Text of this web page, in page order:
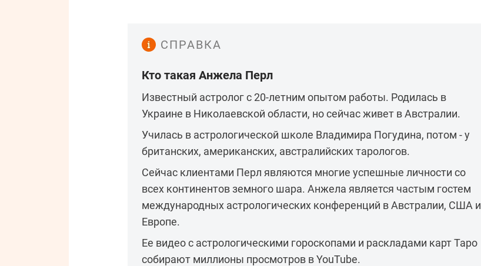
СПРАВКА
Кто такая Анжела Перл
Известный астролог с 20-летним опытом работы. Родилась в
Украине в Николаевской области, но сейчас живет в Австралии.
Училась в астрологической школе Владимира Погудина, потом - у
британских, американских, австралийских тарологов.
Сейчас клиентами Перл являются многие успешные личности со
всех континентов земного шара. Анжела является частым гостем
международных астрологических конференций в Австралии, США и
Европе.
Ее видео с астрологическими гороскопами и раскладами карт Таро
собирают миллионы просмотров в YouTube.